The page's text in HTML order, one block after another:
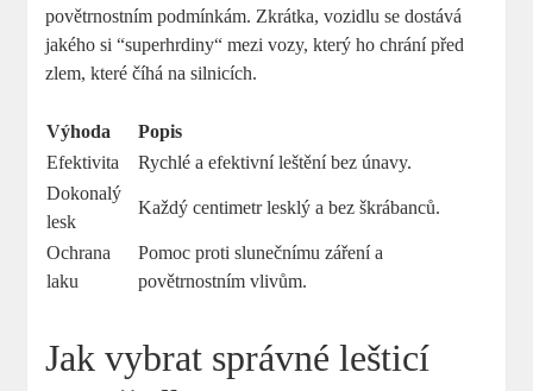
povětrnostním podmínkám. Zkrátka, vozidlu se dostává
jakého ⁢si ⁣“superhrdiny“ mezi⁣ vozy,‍ který ho chrání před
zlem, které číhá na silnicích.
Výhoda
Popis
Efektivita
Rychlé a efektivní leštění bez únavy.
Dokonalý
lesk
Každý centimetr lesklý a bez⁤ škrábanců.
Ochrana​
laku
Pomoc proti slunečnímu záření a ​
povětrnostním vlivům.
Jak vybrat správné lešticí